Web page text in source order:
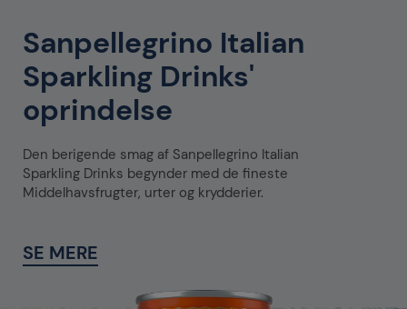
Sanpellegrino Italian
Sparkling Drinks'
oprindelse
Den berigende smag af Sanpellegrino Italian
Sparkling Drinks begynder med de fineste
Middelhavsfrugter, urter og krydderier.
SE MERE